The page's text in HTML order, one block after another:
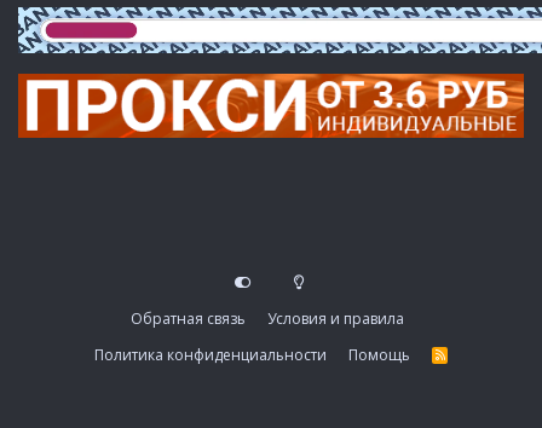
Обратная связь
Условия и правила
Политика конфиденциальности
Помощь
R